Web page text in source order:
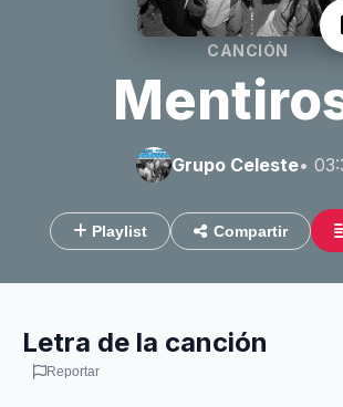
CANCIÓN
Grupo Celeste•
Playlist Compartir
Letra de la canción
Reportar